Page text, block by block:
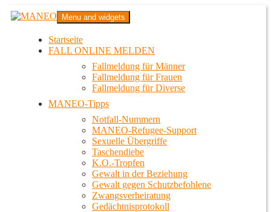
Zum
InhaltMANEO
Das schwule Anti-Gewalt-Projekt in Berlin
Menu and widgets
Startseite
FALL ONLINE MELDEN
Fallmeldung für Männer
Fallmeldung für Frauen
Fallmeldung für Diverse
MANEO-Tipps
Notfall-Nummern
MANEO-Refugee-Support
Sexuelle Übergriffe
Taschendiebe
K.O.-Tropfen
Gewalt in der Beziehung
Gewalt gegen Schutzbefohlene
Zwangsverheiratung
Gedächtnisprotokoll